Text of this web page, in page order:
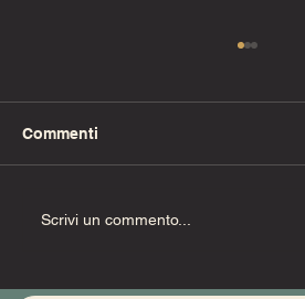
Commenti
Scrivi un commento...